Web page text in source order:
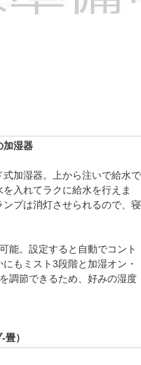
加湿器
加湿器。上から注いで給水で
入れてラクに給水を行えま
プは消灯させられるので、寝
能。設定すると自動でコント
もミスト3段階と加湿オン・
調節できるため、好みの湿度
）